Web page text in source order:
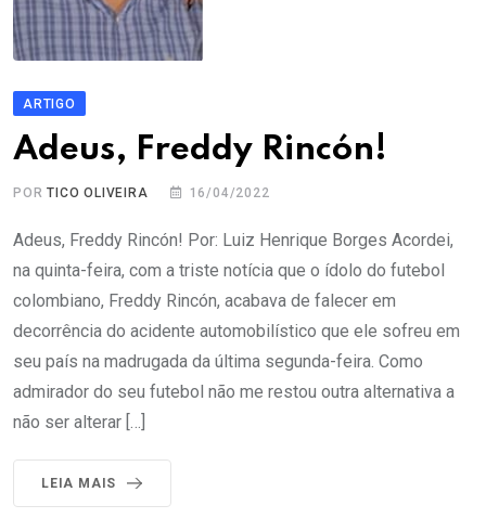
ARTIGO
Adeus, Freddy Rincón!
PORTICO OLIVEIRA 16/04/2022
Adeus, Freddy Rincón! Por: Luiz Henrique Borges Acordei,
na quinta-feira, com a triste notícia que o ídolo do futebol
colombiano, Freddy Rincón, acabava de falecer em
decorrência do acidente automobilístico que ele sofreu em
seu país na madrugada da última segunda-feira. Como
admirador do seu futebol não me restou outra alternativa a
não ser alterar […]
LEIA MAIS